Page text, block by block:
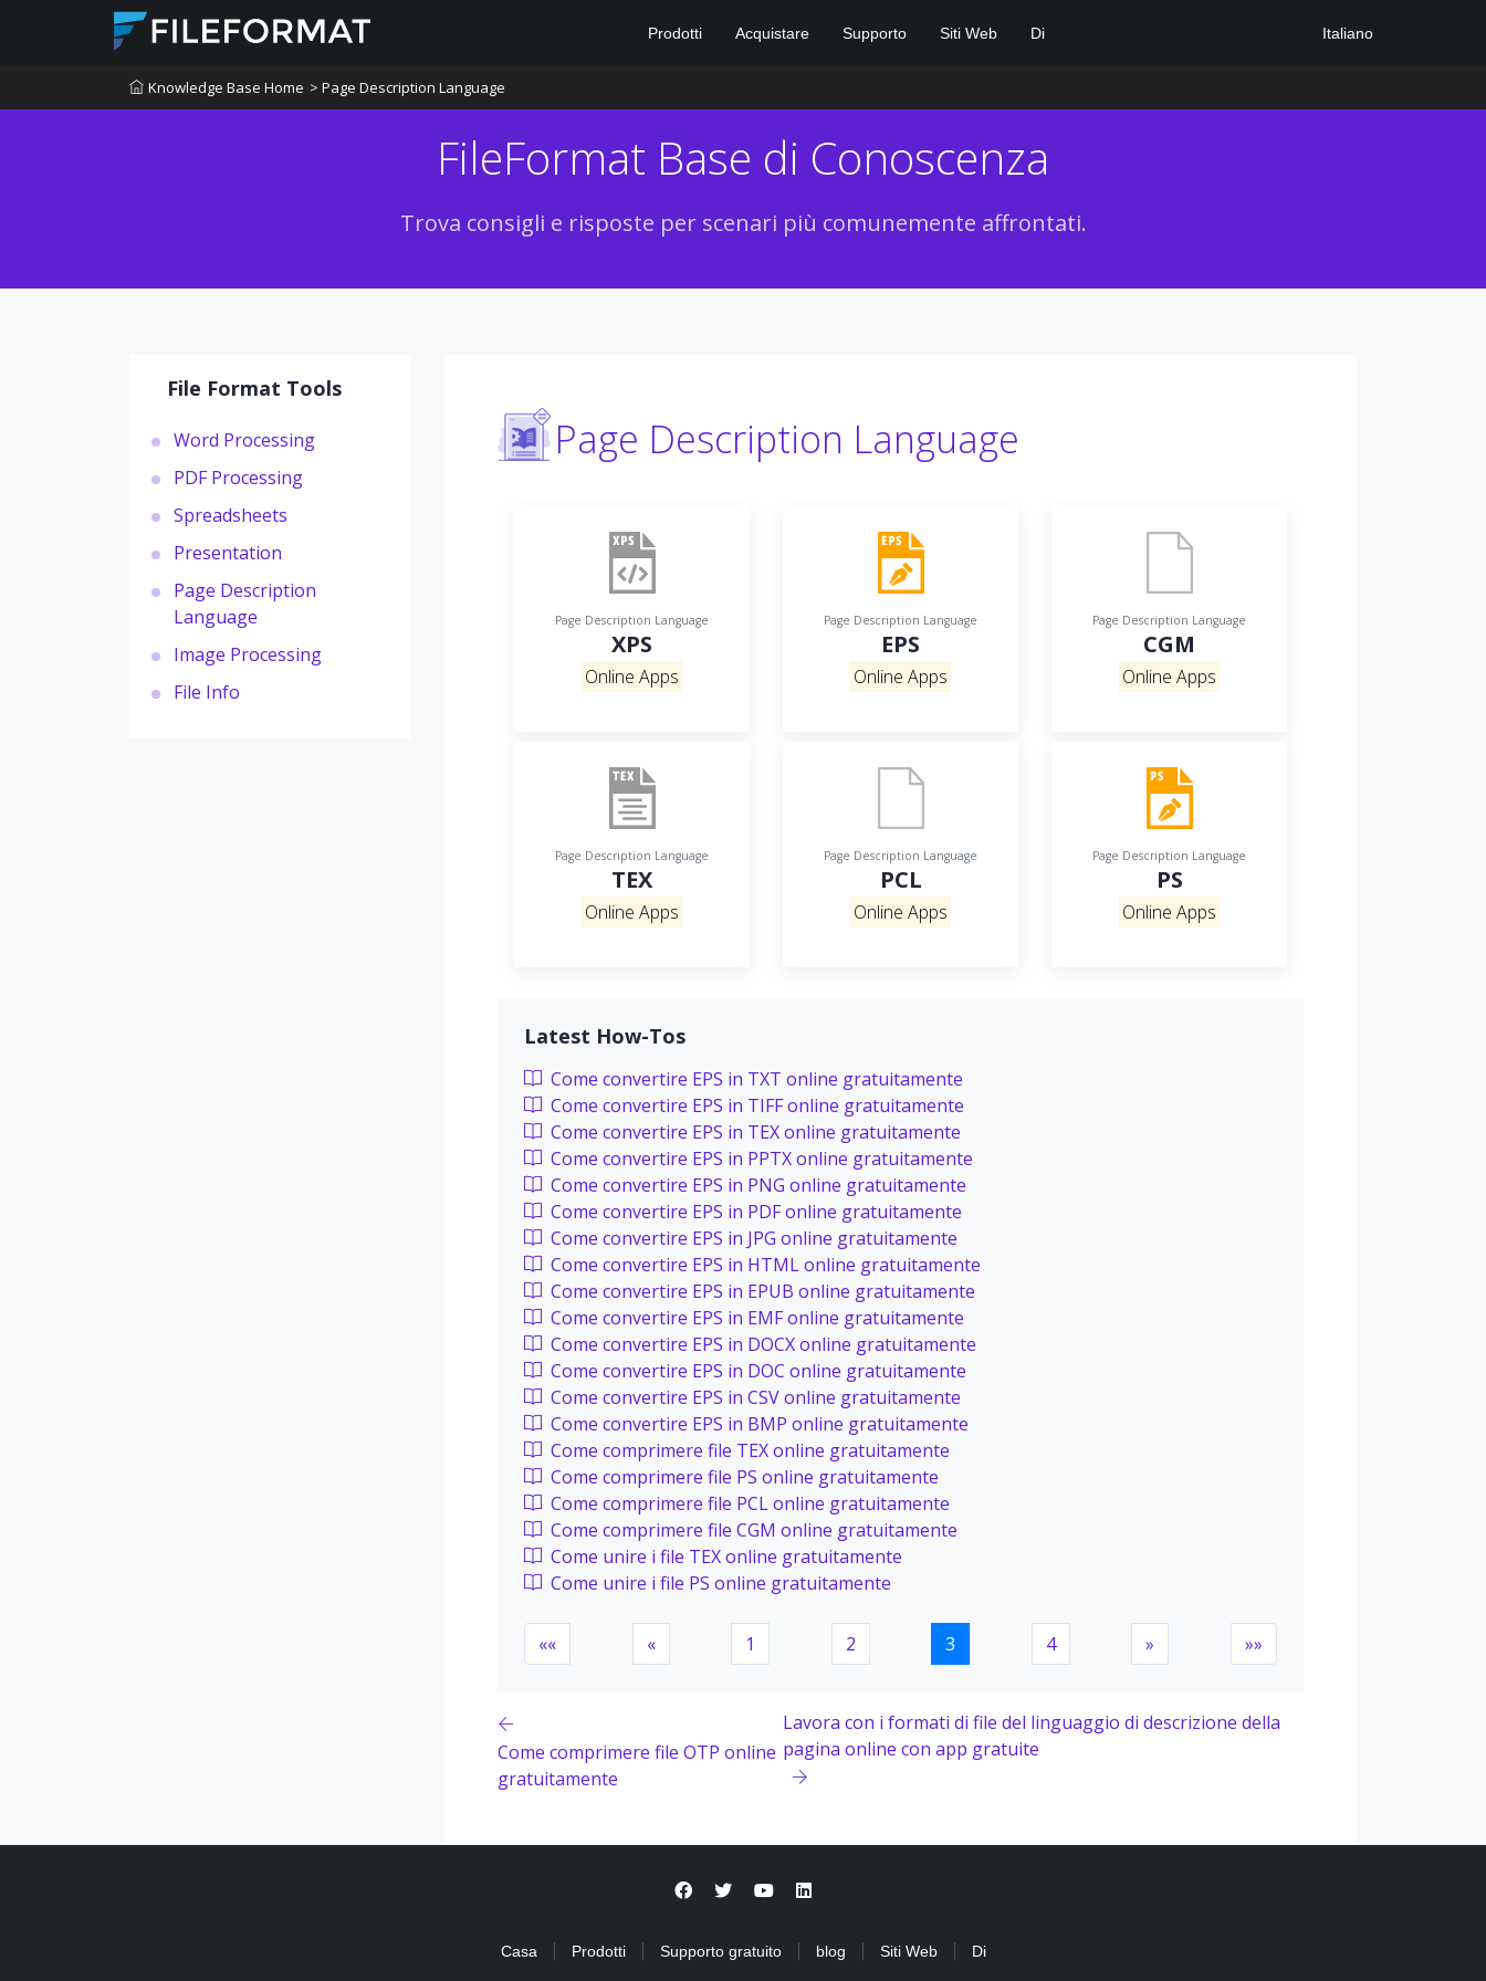
Prodotti Acquistare Supporto Siti Web Di Italiano
Knowledge Base Home > Page Description Language
FileFormat Base di Conoscenza
Trova consigli e risposte per scenari più comunemente affrontati.
File Format Tools
Word Processing
PDF Processing
Spreadsheets
Presentation
Page Description
Language
Image Processing
File Info
Page Description Language
Page Description Language
XPS
Online Apps
Page Description Language
EPS
Online Apps
Page Description Language
CGM
Online Apps
Page Description Language
TEX
Online Apps
Page Description Language
PCL
Online Apps
Page Description Language
PS
Online Apps
Latest How-Tos
Come convertire EPS in TXT online gratuitamente
Come convertire EPS in TIFF online gratuitamente
Come convertire EPS in TEX online gratuitamente
Come convertire EPS in PPTX online gratuitamente
Come convertire EPS in PNG online gratuitamente
Come convertire EPS in PDF online gratuitamente
Come convertire EPS in JPG online gratuitamente
Come convertire EPS in HTML online gratuitamente
Come convertire EPS in EPUB online gratuitamente
Come convertire EPS in EMF online gratuitamente
Come convertire EPS in DOCX online gratuitamente
Come convertire EPS in DOC online gratuitamente
Come convertire EPS in CSV online gratuitamente
Come convertire EPS in BMP online gratuitamente
Come comprimere file TEX online gratuitamente
Come comprimere file PS online gratuitamente
Come comprimere file PCL online gratuitamente
Come comprimere file CGM online gratuitamente
Come unire i file TEX online gratuitamente
Come unire i file PS online gratuitamente
«« « 1 2 3 4 » »»
Come comprimere file OTP online
gratuitamente
Lavora con i formati di file del linguaggio di descrizione della
pagina online con app gratuite
Casa Prodotti Supporto gratuito blog Siti Web Di